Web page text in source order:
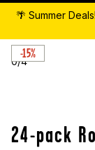
🌴 Summer
-15%
0/4
24-pack